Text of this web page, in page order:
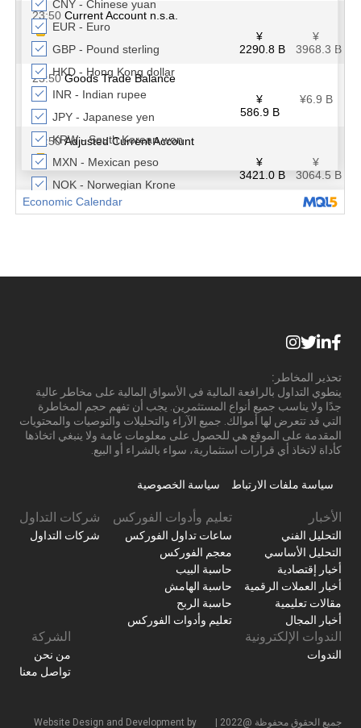
تحذير المخاطر:
ينطوي التداول بالرافعة المالية في الأسواق المالية على مخاطر عالية
جدًا ولا يناسب جميع أنواع المستثمرين. يجب أن تفهم حجم المخاطرة
التي قد تتعرض لها أموالك. جميع الآراء والتحليلات والتوصيات والمحتويات
المقدمة على الموقع هي للحصول على معلومات عامة ولا ينبغي اتخاذها
كأداة لاتخاذ أي قرارات استثمارية، سواء بالشراء أو البيع.
سياسة ملفات الارتباط سياسة الخصوصية
الأخبار
التحليل الفني
التحليل الأساسي
أخبار إقتصادية
أخبار العملات الرقمية
مقالات تعليمية
أخبار المجال
تعليم وأدوات الفوركس
ساعات تداول الفوركس
معجم الفوركس
حاسبة البيب
حاسبة الهامش
حاسبة الربح
تعليم وأدوات الفوركس
شركات التداول
شركات التداول
الندوات الإلكترونية
الندوات
الشركة
من نحن
تواصل معنا
Website Design and Development by